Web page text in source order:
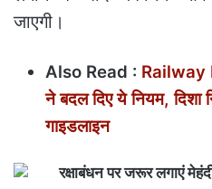
जाएगी।
Also Read : Railway
ने बदल दिए ये नियम, दिशा
गाइडलाइन